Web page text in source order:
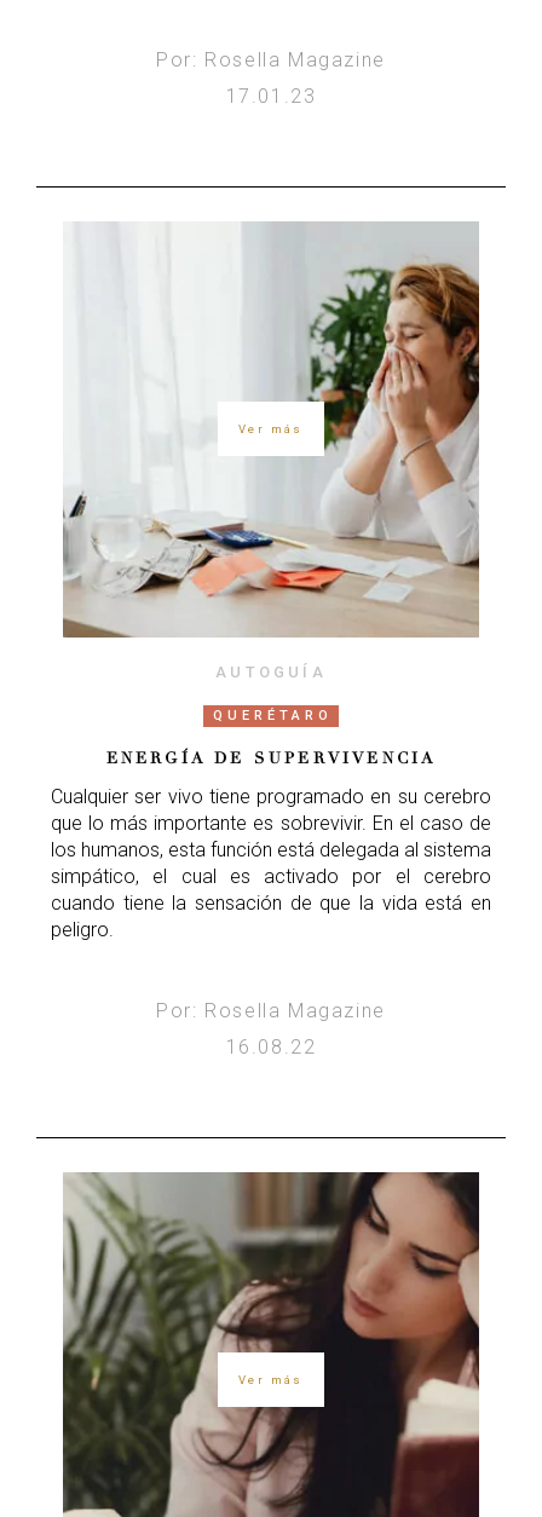
Por: Rosella Magazine
17.01.23
Ver más
AUTOGUÍA
QUERÉTARO
ENERGÍA DE SUPERVIVENCIA
Cualquier ser vivo tiene programado en su cerebro
que lo más importante es sobrevivir. En el caso de
los humanos, esta función está delegada al sistema
simpático, el cual es activado por el cerebro
cuando tiene la sensación de que la vida está en
peligro.
Por: Rosella Magazine
16.08.22
Ver más